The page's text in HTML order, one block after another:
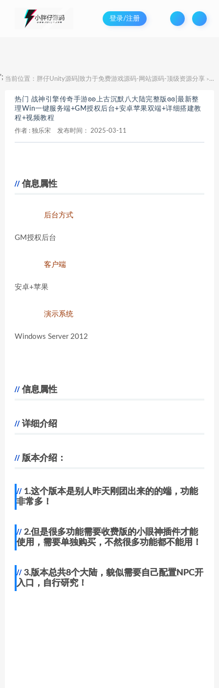
登录/注册
'; 当前位置： 胖仔Unity源码|致力于免费游戏源码-网站源码-顶级资源分享 > 热
热门 战神引擎传奇手游ʚʚ上古沉默八大陆完整版ɞɞ|最新整
理Win一键服务端+GM授权后台+安卓苹果双端+详细搭建教
程+视频教程
作者 : 独乐宋 发布时间： 2025-03-11
信息属性
后台方式
GM授权后台
客户端
安卓+苹果
演示系统
Windows Server 2012
信息属性
详细介绍
版本介绍：
1.这个版本是别人昨天刚团出来的的端，功能
非常多！
2.但是很多功能需要收费版的小眼神插件才能
使用，需要单独购买，不然很多功能都不能用！
3.版本总共8个大陆，貌似需要自己配置NPC开
入口，自行研究！